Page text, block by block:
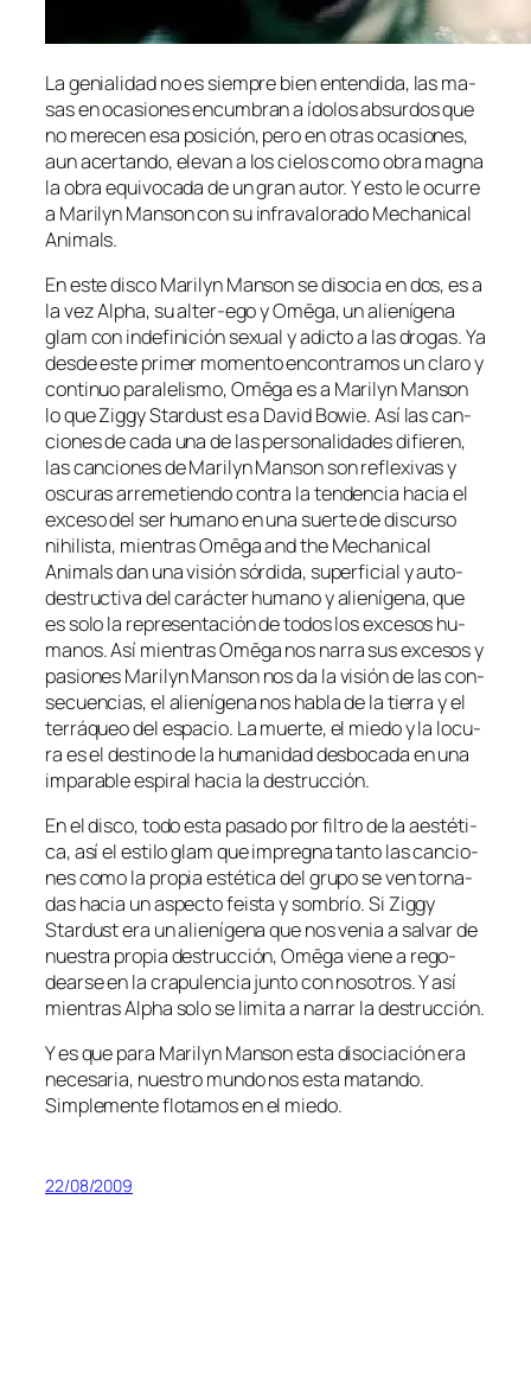
La ge­nia­li­dad no es siem­pre bien en­ten­di­da, las ma­
sas en oca­sio­nes en­cum­bran a ído­los ab­sur­dos que
no me­re­cen esa po­si­ción, pe­ro en otras oca­sio­nes,
aun acer­tan­do, ele­van a los cie­los co­mo obra mag­na
la obra equi­vo­ca­da de un gran au­tor. Y es­to le ocu­rre
a Marilyn Manson con su in­fra­va­lo­ra­do Mechanical
Animals.
En es­te dis­co Marilyn Manson se di­so­cia en dos, es a
la vez Alpha, su alter-ego y Omēga, un alie­ní­ge­na
glam con in­de­fi­ni­ción se­xual y adic­to a las dro­gas. Ya
des­de es­te pri­mer mo­men­to en­con­tra­mos un cla­ro y
con­ti­nuo pa­ra­le­lis­mo, Omēga es a Marilyn Manson
lo que Ziggy Stardust es a David Bowie. Así las can­
cio­nes de ca­da una de las per­so­na­li­da­des di­fie­ren,
las can­cio­nes de Marilyn Manson son re­fle­xi­vas y
os­cu­ras arre­me­tien­do con­tra la ten­den­cia ha­cia el
ex­ce­so del ser hu­mano en una suer­te de dis­cur­so
nihi­lis­ta, mien­tras Omēga and the Mechanical
Animals dan una vi­sión sór­di­da, su­per­fi­cial y auto-
destructiva del ca­rác­ter hu­mano y alie­ní­ge­na, que
es so­lo la re­pre­sen­ta­ción de to­dos los ex­ce­sos hu­
ma­nos. Así mien­tras Omēga nos na­rra sus ex­ce­sos y
pa­sio­nes Marilyn Manson nos da la vi­sión de las con­
se­cuen­cias, el alie­ní­ge­na nos ha­bla de la tie­rra y el
te­rrá­queo del es­pa­cio. La muer­te, el mie­do y la lo­cu­
ra es el des­tino de la hu­ma­ni­dad des­bo­ca­da en una
im­pa­ra­ble es­pi­ral ha­cia la destrucción.
En el dis­co, to­do es­ta pa­sa­do por fil­tro de la aes­té­ti­
ca, así el es­ti­lo glam que im­preg­na tan­to las can­cio­
nes co­mo la pro­pia es­té­ti­ca del gru­po se ven tor­na­
das ha­cia un as­pec­to feis­ta y som­brío. Si Ziggy
Stardust era un alie­ní­ge­na que nos ve­nia a sal­var de
nues­tra pro­pia des­truc­ción, Omēga vie­ne a re­go­
dear­se en la cra­pu­len­cia jun­to con no­so­tros. Y así
mien­tras Alpha so­lo se li­mi­ta a na­rrar la destrucción.
Y es que pa­ra Marilyn Manson es­ta di­so­cia­ción era
ne­ce­sa­ria, nues­tro mun­do nos es­ta ma­tan­do.
Simplemente flo­ta­mos en el miedo.
22/08/2009